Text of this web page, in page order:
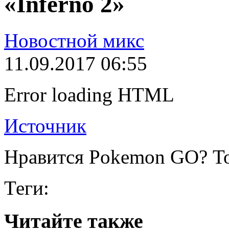
Новостной микс
11.09.2017 06:55
Error loading HTML
Источник
Нравится Pokemon GO?
Теги:
Читайте также